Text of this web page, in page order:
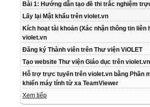
Bài 1: Hướng dẫn tạo đề thi trắc nghiệm
Lấy lại Mật khẩu trên violet.vn
Kích hoạt tài khoản (Xác nhận thông tin liên
violet.vn
Đăng ký Thành viên trên Thư viện ViOLET
Tạo website Thư viện Giáo dục trên violet.vn
Hỗ trợ trực tuyến trên violet.vn bằng Phần
khiển máy tính từ xa TeamViewer
Xem tiếp